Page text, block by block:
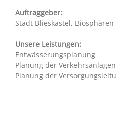
Auftraggeber:
Stadt Blieskastel, Biosphären
Unsere Leistungen:
Entwässerungsplanung
Planung der Verkehrsanlagen
Planung der